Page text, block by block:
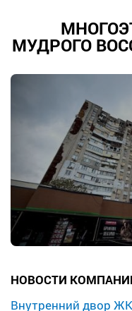
МУДРОГО
НОВОСТИ
Внутренний двор